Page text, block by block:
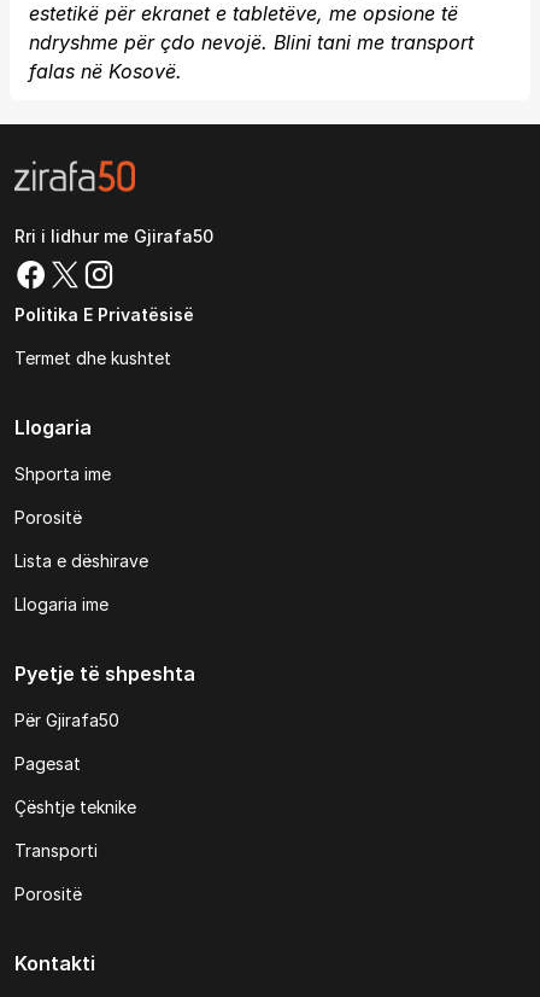
estetikë për ekranet e tabletëve, me opsione të
ndryshme për çdo nevojë. Blini tani me transport
falas në Kosovë.
Rri i lidhur me Gjirafa50
Politika E Privatësisë
Termet dhe kushtet
Llogaria
Shporta ime
Porositë
Lista e dëshirave
Llogaria ime
Pyetje të shpeshta
Për Gjirafa50
Pagesat
Çështje teknike
Transporti
Porositë
Kontakti